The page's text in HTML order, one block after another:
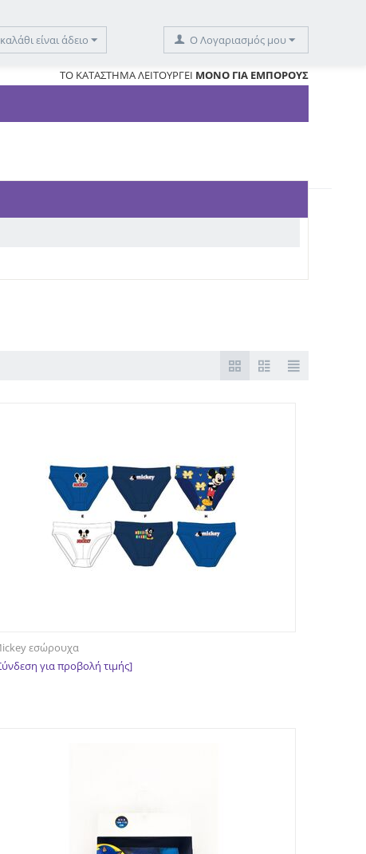
είναι άδειο O Λογαριασμός μου
ΤΟ ΚΑΤΑΣΤΗΜΑ ΛΕΙΤΟΥΡΓΕΙ ΜΟΝΟ ΓΙΑ ΕΜΠΟΡΟΥΣ
εσώρουχα
για προβολή τιμής]